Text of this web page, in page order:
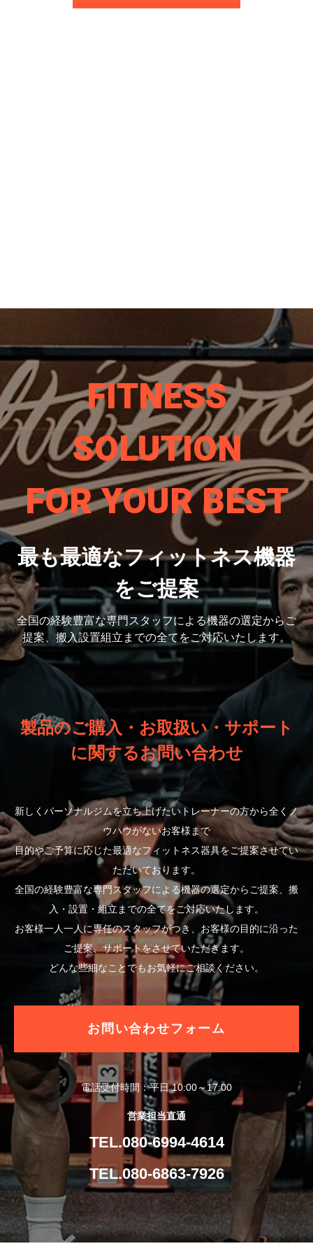
FITNESS
SOLUTION
FOR YOUR BEST
最も最適なフィットネス機器
をご提案
全国の経験豊富な専門スタッフによる機器の選定からご
提案、搬入設置組立までの全てをご対応いたします。
製品のご購入・お取扱い・サポート
に関するお問い合わせ
新しくパーソナルジムを立ち上げたいトレーナーの方から全くノ
ウハウがないお客様まで
目的やご予算に応じた最適なフィットネス器具をご提案させてい
ただいております。
全国の経験豊富な専門スタッフによる機器の選定からご提案、搬
入・設置・組立までの全てをご対応いたします。
お客様一人一人に専任のスタッフがつき、お客様の目的に沿った
ご提案、サポートをさせていただきます。
どんな些細なことでもお気軽にご相談ください。
お問い合わせフォーム
電話受付時間：平日 10:00～17:00
営業担当直通
TEL.080-6994-4614
TEL.080-6863-7926